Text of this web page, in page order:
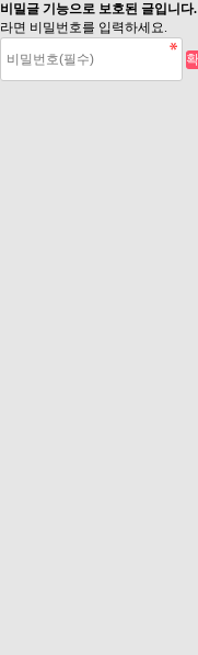
비밀글 기능으로 보호된 글입니다.
라면 비밀번호를 입력하세요.